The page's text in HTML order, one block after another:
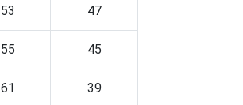
53 47
55 45
61 39